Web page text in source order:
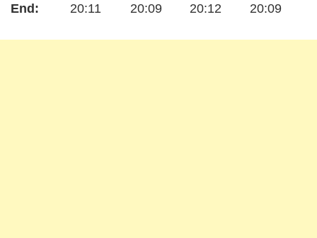
End:
20:11
20:09
20:12
20:09